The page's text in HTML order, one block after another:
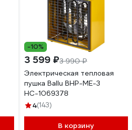
-10%
3 599 ₽3 990 ₽
Электрическая тепловая
пушка Ballu BHP-ME-3
НС-1069378
4(143)
В корзину